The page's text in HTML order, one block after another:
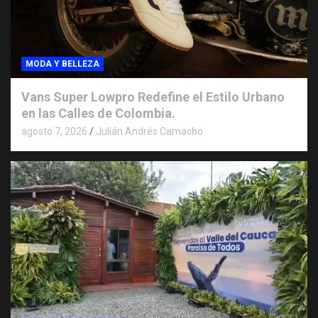
MODA Y BELLEZA
Vans Super Lowpro Redefine el Estilo Urbano
en las Calles de Colombia.
agosto 7, 2026 Julián Andrés Camacho